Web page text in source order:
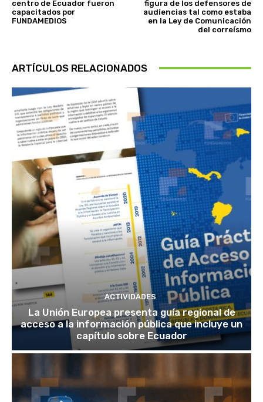
centro de Ecuador fueron
capacitados por
FUNDAMEDIOS
figura de los defensores de
audiencias tal como estaba
en la Ley de Comunicación
del correísmo
ARTÍCULOS RELACIONADOS
ACTIVIDADES
La Unión Europea presenta guía regional de
acceso a la información pública que incluye un
capítulo sobre Ecuador